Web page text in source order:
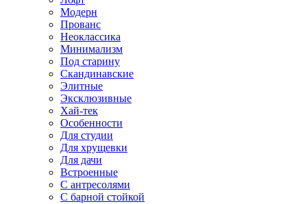
Модерн
Прованс
Неоклассика
Минимализм
Под старину
Скандинавские
Элитные
Эксклюзивные
Хай-тек
Особенности
Для студии
Для хрущевки
Для дачи
Встроенные
С антресолями
С барной стойкой